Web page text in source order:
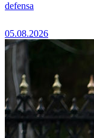
defensa
05.08.2026